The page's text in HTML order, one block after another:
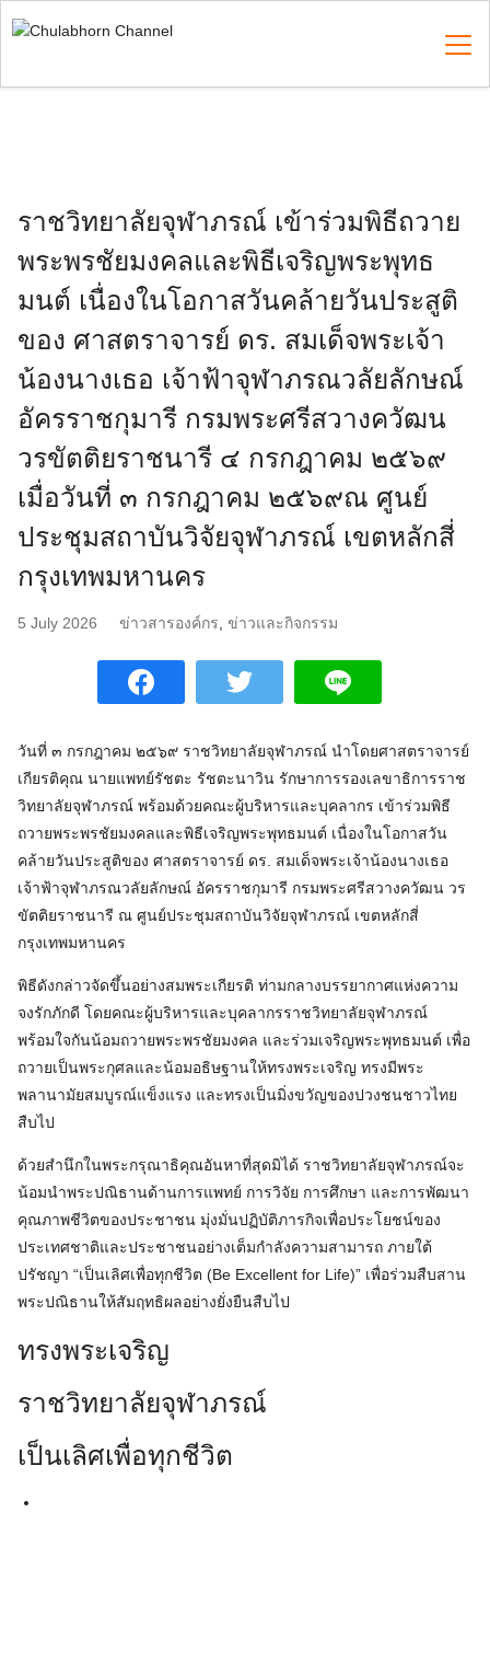
to
ราชวิทยาลัยจุฬาภรณ์ เข้าร่วมพิธีถวาย
พระพรชัยมงคลและพิธีเจริญพระพุทธ
มนต์ เนื่องในโอกาสวันคล้ายวันประสูติ
ของ ศาสตราจารย์ ดร. สมเด็จพระเจ้า
น้องนางเธอ เจ้าฟ้าจุฬาภรณวลัยลักษณ์
อัครราชกุมารี กรมพระศรีสวางควัฒน
วรขัตติยราชนารี ๔ กรกฎาคม ๒๕๖๙
เมื่อวันที่ ๓ กรกฎาคม ๒๕๖๙ณ ศูนย์
ประชุมสถาบันวิจัยจุฬาภรณ์ เขตหลักสี่
กรุงเทพมหานคร
5 July 2026 ข่าวสารองค์กร ข่าวและกิจกรรม
วันที่ ๓ กรกฎาคม ๒๕๖๙ ราชวิทยาลัยจุฬาภรณ์ นำโดยศาสตราจารย์
เกียรติคุณ นายแพทย์รัชตะ รัชตะนาวิน รักษาการรองเลขาธิการราช
วิทยาลัยจุฬาภรณ์ พร้อมด้วยคณะผู้บริหารและบุคลากร เข้าร่วมพิธี
ถวายพระพรชัยมงคลและพิธีเจริญพระพุทธมนต์ เนื่องในโอกาสวัน
คล้ายวันประสูติของ ศาสตราจารย์ ดร. สมเด็จพระเจ้าน้องนางเธอ
เจ้าฟ้าจุฬาภรณวลัยลักษณ์ อัครราชกุมารี กรมพระศรีสวางควัฒน วร
ขัตติยราชนารี ณ ศูนย์ประชุมสถาบันวิจัยจุฬาภรณ์ เขตหลักสี่
กรุงเทพมหานคร
พิธีดังกล่าวจัดขึ้นอย่างสมพระเกียรติ ท่ามกลางบรรยากาศแห่งความ
จงรักภักดี โดยคณะผู้บริหารและบุคลากรราชวิทยาลัยจุฬาภรณ์
พร้อมใจกันน้อมถวายพระพรชัยมงคล และร่วมเจริญพระพุทธมนต์ เพื่อ
ถวายเป็นพระกุศลและน้อมอธิษฐานให้ทรงพระเจริญ ทรงมีพระ
พลานามัยสมบูรณ์แข็งแรง และทรงเป็นมิ่งขวัญของปวงชนชาวไทย
สืบไป
ด้วยสำนึกในพระกรุณาธิคุณอันหาที่สุดมิได้ ราชวิทยาลัยจุฬาภรณ์จะ
น้อมนำพระปณิธานด้านการแพทย์ การวิจัย การศึกษา และการพัฒนา
คุณภาพชีวิตของประชาชน มุ่งมั่นปฏิบัติภารกิจเพื่อประโยชน์ของ
ประเทศชาติและประชาชนอย่างเต็มกำลังความสามารถ ภายใต้
ปรัชญา “เป็นเลิศเพื่อทุกชีวิต (Be Excellent for Life)” เพื่อร่วมสืบสาน
พระปณิธานให้สัมฤทธิผลอย่างยั่งยืนสืบไป
ทรงพระเจริญ
ราชวิทยาลัยจุฬาภรณ์
เป็นเลิศเพื่อทุกชีวิต